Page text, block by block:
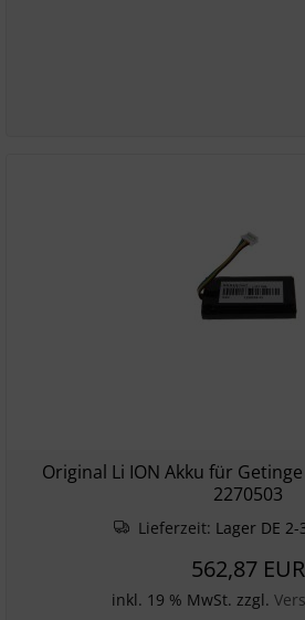
Original Li ION Akku für
2270503
Lieferzeit: Lager DE
562,87 EUR
inkl. 19 % MwSt. zzgl.